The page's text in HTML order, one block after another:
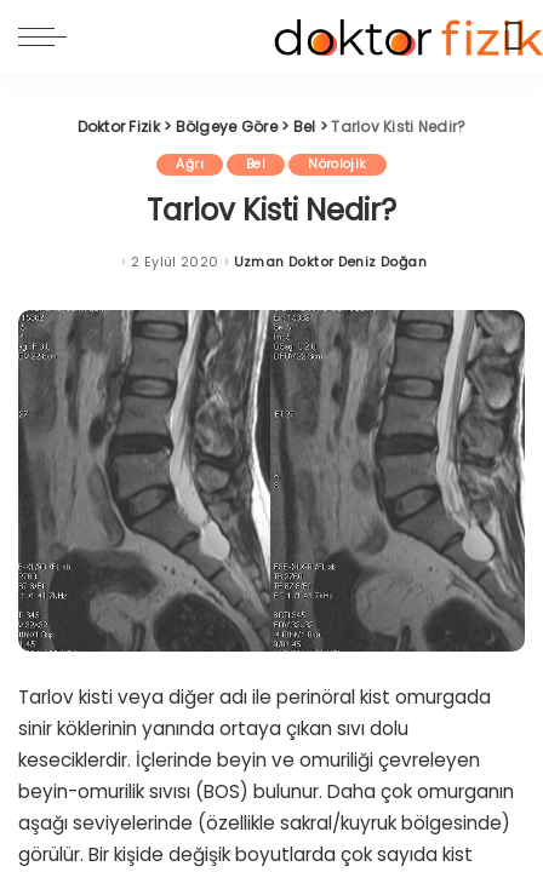
Doktor Fizik> Bölgeye Göre> Bel >Tarlov Kisti Nedir?
Ağrı Bel Nörolojik
Tarlov Kisti Nedir?
2 Eylül 2020 Posted
Uzman Doktor Deniz Doğan
Tarlov kisti veya diğer adı ile perinöral kist omurgada
sinir köklerinin yanında ortaya çıkan sıvı dolu
keseciklerdir. İçlerinde beyin ve omuriliği çevreleyen
beyin-omurilik sıvısı (BOS) bulunur. Daha çok omurganın
aşağı seviyelerinde (özellikle sakral/kuyruk bölgesinde)
görülür. Bir kişide değişik boyutlarda çok sayıda kist